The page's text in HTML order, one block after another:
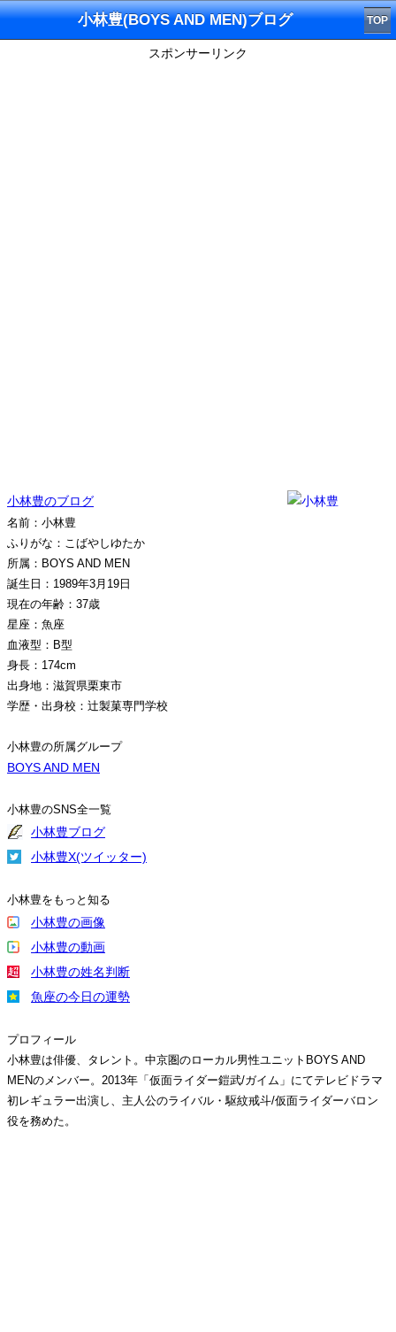
小林豊(BOYS AND MEN)ブログ TOP
スポンサーリンク
小林豊のブログ
名前：小林豊
ふりがな：こばやしゆたか
所属：BOYS AND MEN
誕生日：1989年3月19日
現在の年齢：37歳
星座：魚座
血液型：B型
身長：174cm
出身地：滋賀県栗東市
学歴・出身校：辻製菓専門学校
小林豊の所属グループ
BOYS AND MEN
小林豊のSNS全一覧
小林豊ブログ
小林豊X(ツイッター)
小林豊をもっと知る
小林豊の画像
小林豊の動画
小林豊の姓名判断
魚座の今日の運勢
プロフィール
小林豊は俳優、タレント。中京圏のローカル男性ユニットBOYS AND
MENのメンバー。2013年「仮面ライダー鎧武/ガイム」にてテレビドラマ
初レギュラー出演し、主人公のライバル・駆紋戒斗/仮面ライダーバロン
役を務めた。